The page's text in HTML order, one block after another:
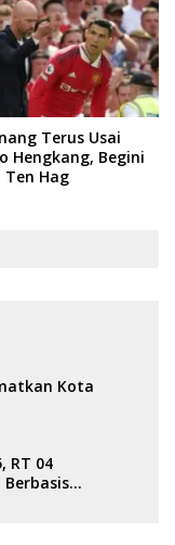
Terus Usai
Hengkang, Begini
Ten Hag
Kota
RT 04